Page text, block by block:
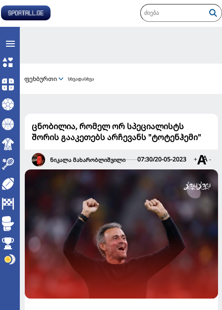
ფეხბურთი სხვადასხვა
ცნობილია, რომელ ორ სპეციალისტს
შორის გააკეთებს არჩევანს "ტოტენჰემი"
ნიკალა მახარობლიშვილი 07:30/20-05-2023 + -